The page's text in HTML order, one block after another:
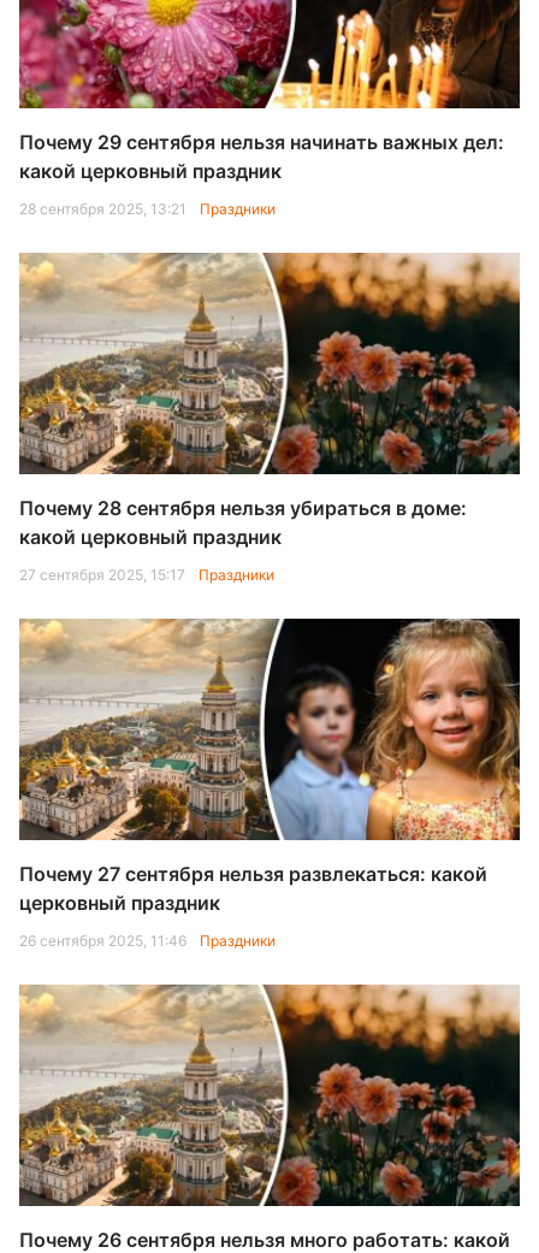
Почему 29 сентября нельзя начинать важных дел:
какой церковный праздник
28 сентября 2025, 13:21 Праздники
Почему 28 сентября нельзя убираться в доме:
какой церковный праздник
27 сентября 2025, 15:17 Праздники
Почему 27 сентября нельзя развлекаться: какой
церковный праздник
26 сентября 2025, 11:46 Праздники
Почему 26 сентября нельзя много работать: какой